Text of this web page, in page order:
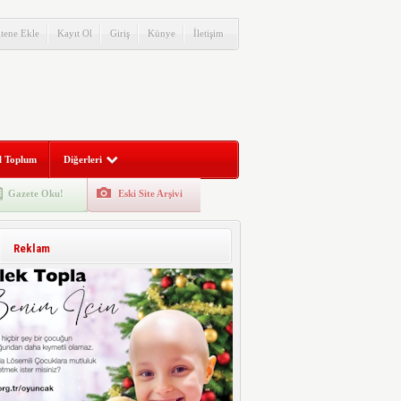
Ekle Kayıt Ol Giriş Künye İletişim
Toplum Diğerleri
Gazete Oku! Eski Site Arşivi
Reklam